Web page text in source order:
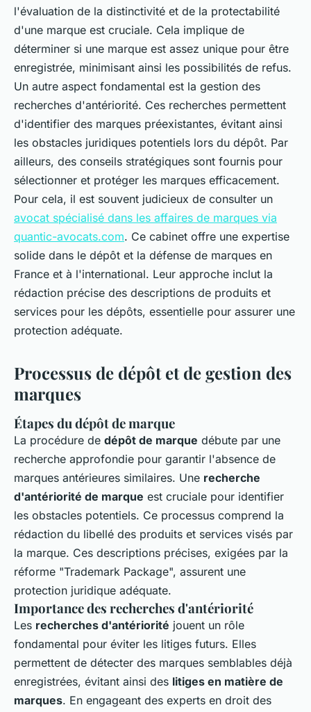
l'évaluation de la distinctivité et de la protectabilité
d'une marque est cruciale. Cela implique de
déterminer si une marque est assez unique pour être
enregistrée, minimisant ainsi les possibilités de refus.
Un autre aspect fondamental est la gestion des
recherches d'antériorité. Ces recherches permettent
d'identifier des marques préexistantes, évitant ainsi
les obstacles juridiques potentiels lors du dépôt. Par
ailleurs, des conseils stratégiques sont fournis pour
sélectionner et protéger les marques efficacement.
Pour cela, il est souvent judicieux de consulter un
avocat spécialisé dans les affaires de marques via
quantic-avocats.com. Ce cabinet offre une expertise
solide dans le dépôt et la défense de marques en
France et à l'international. Leur approche inclut la
rédaction précise des descriptions de produits et
services pour les dépôts, essentielle pour assurer une
protection adéquate.
Processus de dépôt et de gestion des
marques
Étapes du dépôt de marque
La procédure de dépôt de marque débute par une
recherche approfondie pour garantir l'absence de
marques antérieures similaires. Une recherche
d'antériorité de marque est cruciale pour identifier
les obstacles potentiels. Ce processus comprend la
rédaction du libellé des produits et services visés par
la marque. Ces descriptions précises, exigées par la
réforme "Trademark Package", assurent une
protection juridique adéquate.
Importance des recherches d'antériorité
Les recherches d'antériorité jouent un rôle
fondamental pour éviter les litiges futurs. Elles
permettent de détecter des marques semblables déjà
enregistrées, évitant ainsi des litiges en matière de
marques. En engageant des experts en droit des